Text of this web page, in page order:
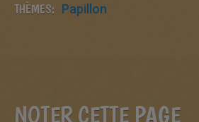
THÈMES: Papillon
NOTER CETTE PAGE